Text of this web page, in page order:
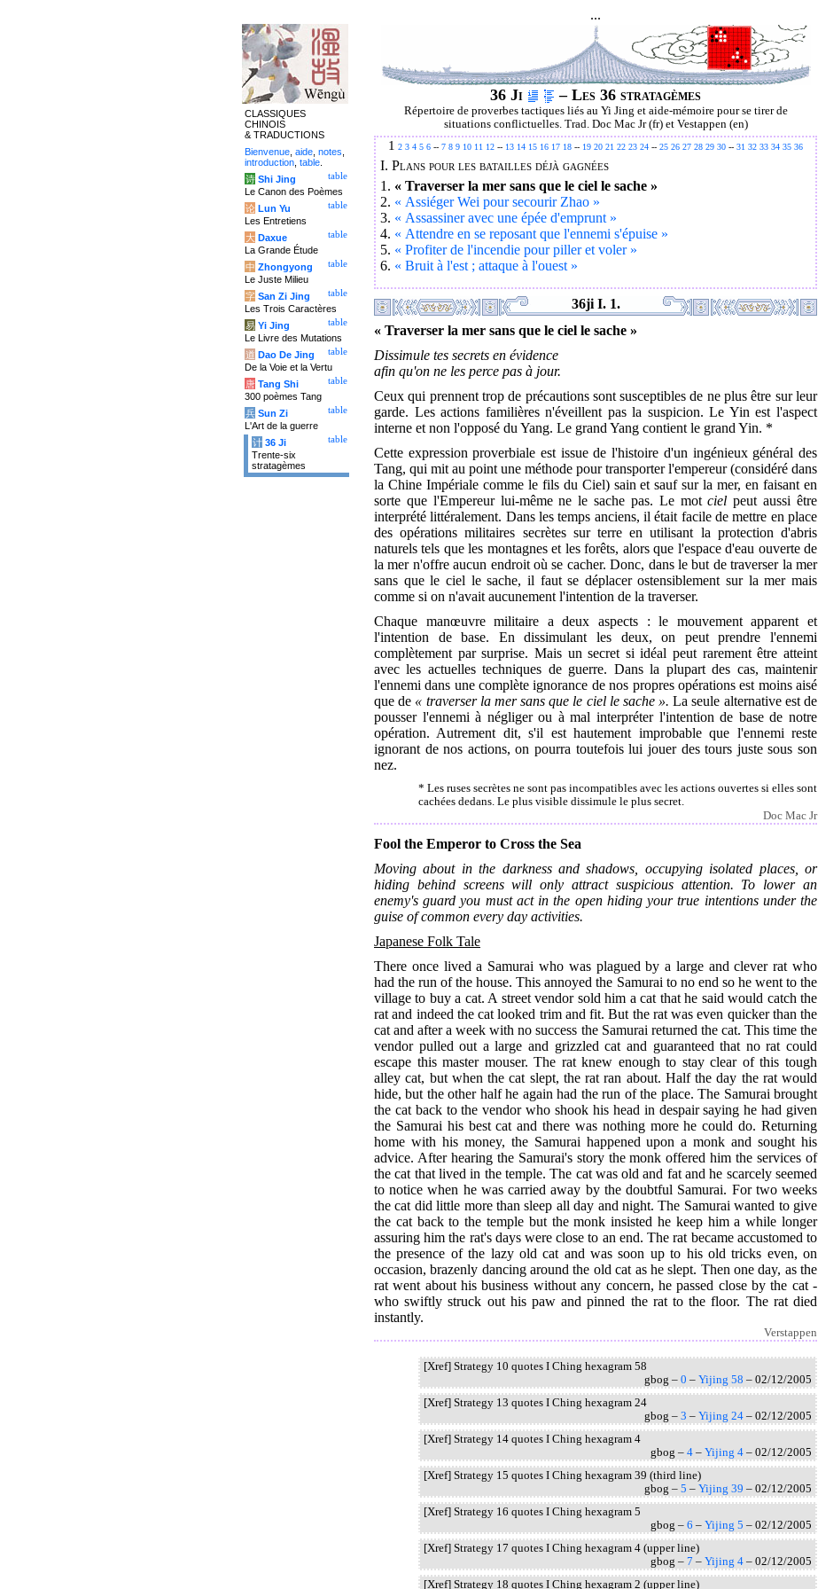
...
36 Ji – Les 36 stratagèmes
Répertoire de proverbes tactiques liés au Yi Jing et aide-mémoire pour se tirer de
situations conflictuelles. Trad. Doc Mac Jr (fr) et Vestappen (en)
1 2 3 4 5 6 -- 7 8 9 10 11 12 -- 13 14 15 16 17 18 -- 19 20 21 22 23 24 -- 25 26 27 28 29 30 -- 31 32 33 34 35 36
I. Plans pour les batailles déjà gagnées
1. « Traverser la mer sans que le ciel le sache »
2. « Assiéger Wei pour secourir Zhao »
3. « Assassiner avec une épée d'emprunt »
4. « Attendre en se reposant que l'ennemi s'épuise »
5. « Profiter de l'incendie pour piller et voler »
6. « Bruit à l'est ; attaque à l'ouest »
36ji I. 1.
« Traverser la mer sans que le ciel le sache »
Dissimule tes secrets en évidence
afin qu'on ne les perce pas à jour.
Ceux qui prennent trop de précautions sont susceptibles de ne plus être sur leur
garde. Les actions familières n'éveillent pas la suspicion. Le Yin est l'aspect
interne et non l'opposé du Yang. Le grand Yang contient le grand Yin. *
Cette expression proverbiale est issue de l'histoire d'un ingénieux général des
Tang, qui mit au point une méthode pour transporter l'empereur (considéré dans
la Chine Impériale comme le fils du Ciel) sain et sauf sur la mer, en faisant en
sorte que l'Empereur lui-même ne le sache pas. Le motciel peut aussi être
interprété littéralement. Dans les temps anciens, il était facile de mettre en place
des opérations militaires secrètes sur terre en utilisant la protection d'abris
naturels tels que les montagnes et les forêts, alors que l'espace d'eau ouverte de
la mer n'offre aucun endroit où se cacher. Donc, dans le but de traverser la mer
sans que le ciel le sache, il faut se déplacer ostensiblement sur la mer mais
comme si on n'avait aucunement l'intention de la traverser.
Chaque manœuvre militaire a deux aspects : le mouvement apparent et
l'intention de base. En dissimulant les deux, on peut prendre l'ennemi
complètement par surprise. Mais un secret si idéal peut rarement être atteint
avec les actuelles techniques de guerre. Dans la plupart des cas, maintenir
l'ennemi dans une complète ignorance de nos propres opérations est moins aisé
que de « traverser la mer sans que le ciel le sache ». La seule alternative est de
pousser l'ennemi à négliger ou à mal interpréter l'intention de base de notre
opération. Autrement dit, s'il est hautement improbable que l'ennemi reste
ignorant de nos actions, on pourra toutefois lui jouer des tours juste sous son
nez.
* Les ruses secrètes ne sont pas incompatibles avec les actions ouvertes si elles sont
cachées dedans. Le plus visible dissimule le plus secret.
Doc Mac Jr
Fool the Emperor to Cross the Sea
Moving about in the darkness and shadows, occupying isolated places, or
hiding behind screens will only attract suspicious attention. To lower an
enemy's guard you must act in the open hiding your true intentions under the
guise of common every day activities.
Japanese Folk Tale
There once lived a Samurai who was plagued by a large and clever rat who
had the run of the house. This annoyed the Samurai to no end so he went to the
village to buy a cat. A street vendor sold him a cat that he said would catch the
rat and indeed the cat looked trim and fit. But the rat was even quicker than the
cat and after a week with no success the Samurai returned the cat. This time the
vendor pulled out a large and grizzled cat and guaranteed that no rat could
escape this master mouser. The rat knew enough to stay clear of this tough
alley cat, but when the cat slept, the rat ran about. Half the day the rat would
hide, but the other half he again had the run of the place. The Samurai brought
the cat back to the vendor who shook his head in despair saying he had given
the Samurai his best cat and there was nothing more he could do. Returning
home with his money, the Samurai happened upon a monk and sought his
advice. After hearing the Samurai's story the monk offered him the services of
the cat that lived in the temple. The cat was old and fat and he scarcely seemed
to notice when he was carried away by the doubtful Samurai. For two weeks
the cat did little more than sleep all day and night. The Samurai wanted to give
the cat back to the temple but the monk insisted he keep him a while longer
assuring him the rat's days were close to an end. The rat became accustomed to
the presence of the lazy old cat and was soon up to his old tricks even, on
occasion, brazenly dancing around the old cat as he slept. Then one day, as the
rat went about his business without any concern, he passed close by the cat -
who swiftly struck out his paw and pinned the rat to the floor. The rat died
instantly.
Verstappen
[Xref] Strategy 10 quotes I Ching hexagram 58
gbog – 0 – Yijing 58 – 02/12/2005
[Xref] Strategy 13 quotes I Ching hexagram 24
gbog – 3 – Yijing 24 – 02/12/2005
[Xref] Strategy 14 quotes I Ching hexagram 4
gbog – 4 – Yijing 4 – 02/12/2005
[Xref] Strategy 15 quotes I Ching hexagram 39 (third line)
gbog – 5 – Yijing 39 – 02/12/2005
[Xref] Strategy 16 quotes I Ching hexagram 5
gbog – 6 – Yijing 5 – 02/12/2005
[Xref] Strategy 17 quotes I Ching hexagram 4 (upper line)
gbog – 7 – Yijing 4 – 02/12/2005
[Xref] Strategy 18 quotes I Ching hexagram 2 (upper line)
CLASSIQUES
CHINOIS
& TRADUCTIONS
Bienvenue aide notes
introduction table
table
诗 Shi Jing
Le Canon des Poèmes
table
论 Lun Yu
Les Entretiens
table
大 Daxue
La Grande Étude
table
中 Zhongyong
Le Juste Milieu
table
字 San Zi Jing
Les Trois Caractères
table
易 Yi Jing
Le Livre des Mutations
table
道 Dao De Jing
De la Voie et la Vertu
table
唐 Tang Shi
300 poèmes Tang
table
兵 Sun Zi
L'Art de la guerre
table
计 36 Ji
Trente-six
stratagèmes